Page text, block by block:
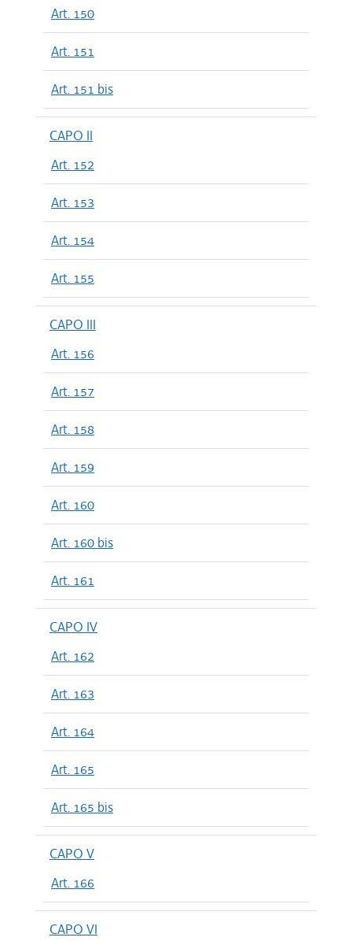
Art. 150
Art. 151
Art. 151 bis
CAPO II
Art. 152
Art. 153
Art. 154
Art. 155
CAPO III
Art. 156
Art. 157
Art. 158
Art. 159
Art. 160
Art. 160 bis
Art. 161
CAPO IV
Art. 162
Art. 163
Art. 164
Art. 165
Art. 165 bis
CAPO V
Art. 166
CAPO VI